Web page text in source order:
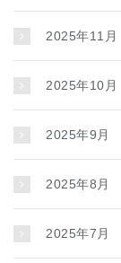
2025年11月
2025年10月
2025年9月
2025年8月
2025年7月